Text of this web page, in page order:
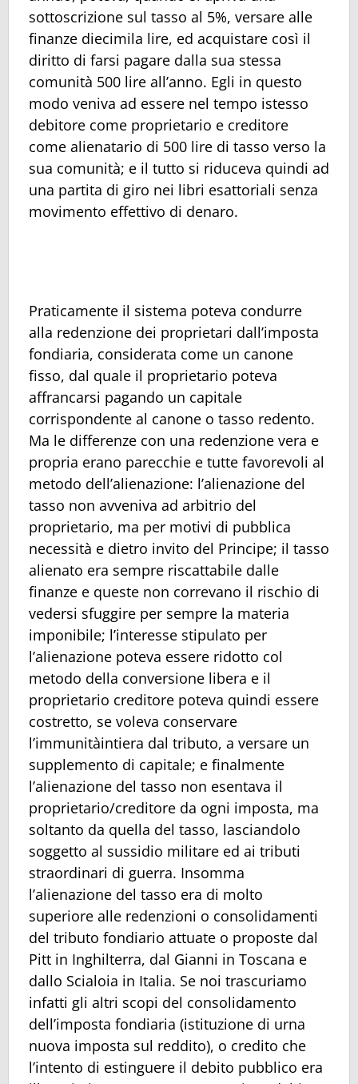
sottoscrizione sul tasso al 5%, versare alle
finanze diecimila lire, ed acquistare così il
diritto di farsi pagare dalla sua stessa
comunità 500 lire all’anno. Egli in questo
modo veniva ad essere nel tempo istesso
debitore come proprietario e creditore
come alienatario di 500 lire di tasso verso la
sua comunità; e il tutto si riduceva quindi ad
una partita di giro nei libri esattoriali senza
movimento effettivo di denaro.
Praticamente il sistema poteva condurre
alla redenzione dei proprietari dall’imposta
fondiaria, considerata come un canone
fisso, dal quale il proprietario poteva
affrancarsi pagando un capitale
corrispondente al canone o tasso redento.
Ma le differenze con una redenzione vera e
propria erano parecchie e tutte favorevoli al
metodo dell’alienazione: l’alienazione del
tasso non avveniva ad arbitrio del
proprietario, ma per motivi di pubblica
necessità e dietro invito del Principe; il tasso
alienato era sempre riscattabile dalle
finanze e queste non correvano il rischio di
vedersi sfuggire per sempre la materia
imponibile; l’interesse stipulato per
l’alienazione poteva essere ridotto col
metodo della conversione libera e il
proprietario creditore poteva quindi essere
costretto, se voleva conservare
l’immunitàintiera dal tributo, a versare un
supplemento di capitale; e finalmente
l’alienazione del tasso non esentava il
proprietario/creditore da ogni imposta, ma
soltanto da quella del tasso, lasciandolo
soggetto al sussidio militare ed ai tributi
straordinari di guerra. Insomma
l’alienazione del tasso era di molto
superiore alle redenzioni o consolidamenti
del tributo fondiario attuate o proposte dal
Pitt in Inghilterra, dal Gianni in Toscana e
dallo Scialoia in Italia. Se noi trascuriamo
infatti gli altri scopi del consolidamento
dell’imposta fondiaria (istituzione di urna
nuova imposta sul reddito), o credito che
l’intento di estinguere il debito pubblico era